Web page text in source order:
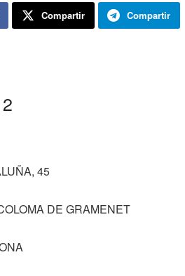
Compartir Compartir
45
DE GRAMENET